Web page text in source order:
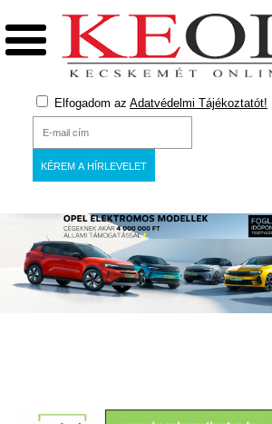
Elfogadom az Adatvédelmi Tájékoztatót!